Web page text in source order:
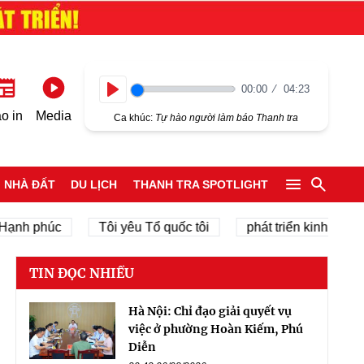
in Media
00:00 04:23
Ca khúc: Tự hào người làm báo Thanh tra
NHÀ ĐẤT DU LỊCH THANH TRA SPOTLIGHT
Tôi yêu Tổ quốc tôi phát triển kinh tế tư nhân
TIN ĐỌC NHIỀU
Hà Nội: Chỉ đạo giải quyết vụ
việc ở phường Hoàn Kiếm, Phú
Diễn